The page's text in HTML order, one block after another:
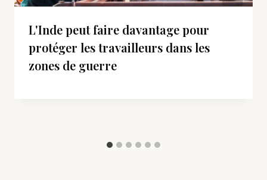
L'Inde peut faire davantage pour
protéger les travailleurs dans les
zones de guerre